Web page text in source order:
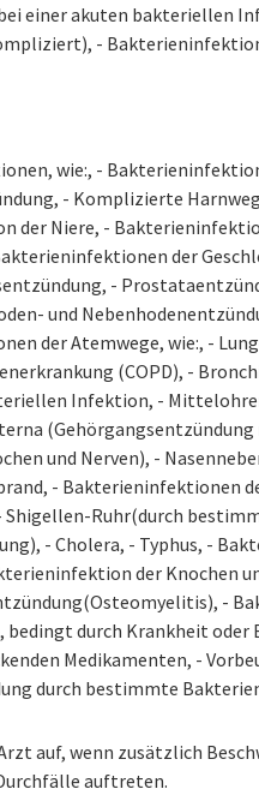
einer akuten bakteriellen
-
wie:, -
- Komplizierte
der Niere, -
der
-
und
der Atemwege, wie:, -
(COPD), -
Infektion, -
und Nerven), -
- Bakterieninfektionen
Shigellen-Ruhr(durch
- Cholera, - Typhus, -
der Knochen
-
bedingt durch Krankheit
Medikamenten, -
durch bestimmte
auf, wenn zusätzlich
auftreten.